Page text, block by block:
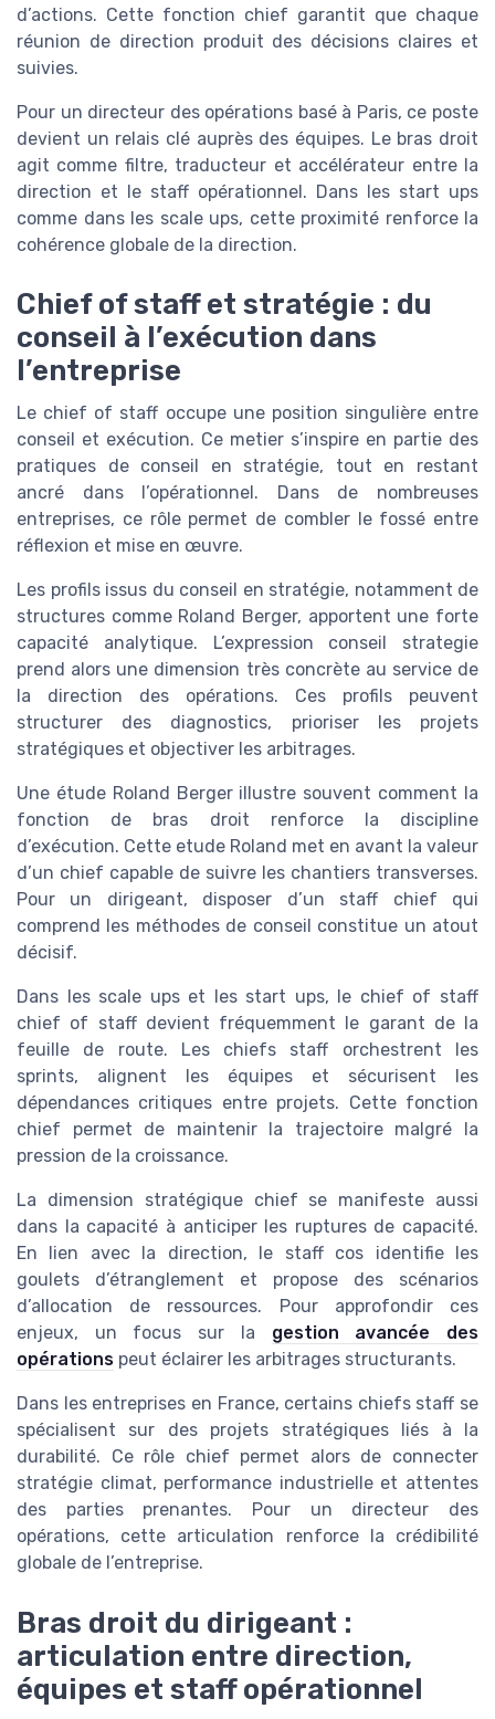
d’actions. Cette fonction chief garantit que chaque
réunion de direction produit des décisions claires et
suivies.
Pour un directeur des opérations basé à Paris, ce poste
devient un relais clé auprès des équipes. Le bras droit
agit comme filtre, traducteur et accélérateur entre la
direction et le staff opérationnel. Dans les start ups
comme dans les scale ups, cette proximité renforce la
cohérence globale de la direction.
Chief of staff et stratégie : du
conseil à l’exécution dans
l’entreprise
Le chief of staff occupe une position singulière entre
conseil et exécution. Ce metier s’inspire en partie des
pratiques de conseil en stratégie, tout en restant
ancré dans l’opérationnel. Dans de nombreuses
entreprises, ce rôle permet de combler le fossé entre
réflexion et mise en œuvre.
Les profils issus du conseil en stratégie, notamment de
structures comme Roland Berger, apportent une forte
capacité analytique. L’expression conseil strategie
prend alors une dimension très concrète au service de
la direction des opérations. Ces profils peuvent
structurer des diagnostics, prioriser les projets
stratégiques et objectiver les arbitrages.
Une étude Roland Berger illustre souvent comment la
fonction de bras droit renforce la discipline
d’exécution. Cette etude Roland met en avant la valeur
d’un chief capable de suivre les chantiers transverses.
Pour un dirigeant, disposer d’un staff chief qui
comprend les méthodes de conseil constitue un atout
décisif.
Dans les scale ups et les start ups, le chief of staff
chief of staff devient fréquemment le garant de la
feuille de route. Les chiefs staff orchestrent les
sprints, alignent les équipes et sécurisent les
dépendances critiques entre projets. Cette fonction
chief permet de maintenir la trajectoire malgré la
pression de la croissance.
La dimension stratégique chief se manifeste aussi
dans la capacité à anticiper les ruptures de capacité.
En lien avec la direction, le staff cos identifie les
goulets d’étranglement et propose des scénarios
d’allocation de ressources. Pour approfondir ces
enjeux, un focus sur la gestion avancée des
opérations peut éclairer les arbitrages structurants.
Dans les entreprises en France, certains chiefs staff se
spécialisent sur des projets stratégiques liés à la
durabilité. Ce rôle chief permet alors de connecter
stratégie climat, performance industrielle et attentes
des parties prenantes. Pour un directeur des
opérations, cette articulation renforce la crédibilité
globale de l’entreprise.
Bras droit du dirigeant :
articulation entre direction,
équipes et staff opérationnel